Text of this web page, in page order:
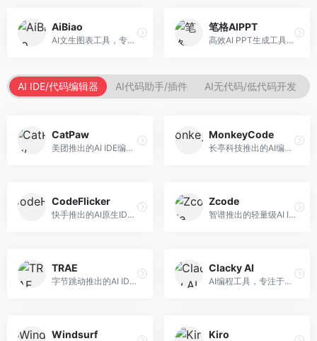
AiBiao
AI文生图表工具，专注于数据可视化展示。面向数据分析师和职场人士，提供图表生成、数据可视化、PPT嵌入等服务，数据展示专业。
笔格AIPPT
高效AI PPT生成工具，专注于演示文稿智能创作。面向职场人士，支持主题输入、内容生成、设计美化等功能，PPT制作效率高。
AI IDE/代码编辑器 AI代码助手/插件 AI无代码/低代码开发
CatPaw
美团推出的AI IDE编程工具，专注于本地开发生态。面向开发者，提供智能代码补全、代码生成、项目管理等服务，本地开发体验好。
MonkeyCode
长亭科技推出的AI编程助手，专注于安全开发。面向开发者，提供代码生成、安全检测、漏洞修复等服务，安全开发能力强。
CodeFlicker
快手推出的AI原生IDE，专注于短视频相关开发。面向快手生态开发者，提供代码生成、调试辅助等服务，与快手开发生态深度整合。
Zcode
智谱推出的轻量级AI IDE，基于GLM模型。面向开发者，提供智能代码补全、代码生成、错误检测等服务，中文编程支持好。
TRAE
字节跳动推出的AI IDE编程工具，深度集成大模型能力。面向开发者，提供智能代码补全、代码解释、重构优化等服务，编程效率显著提升。
Clacky AI
AI编程工具，专注于代码智能生成与优化。面向开发者，提供代码生成、代码重构、错误修复等服务，编程效率高。
Windsurf Kiro